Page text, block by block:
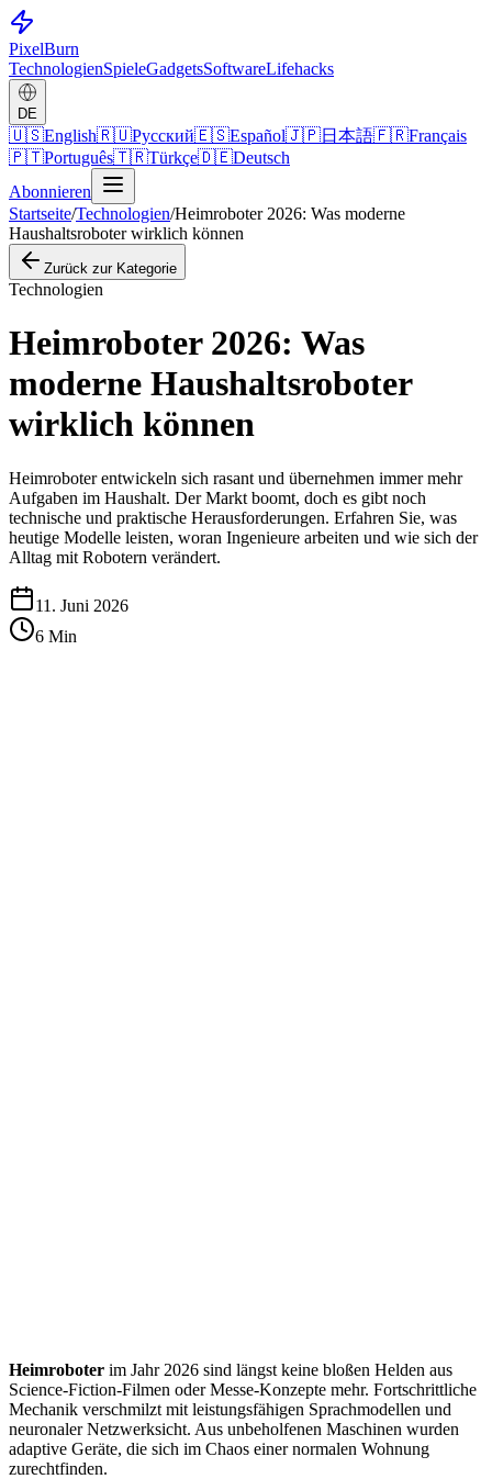
PixelBurn
TechnologienSpieleGadgetsSoftwareLifehacks
DE
🇺🇸English🇷🇺Русский🇪🇸Español🇯🇵日本語🇫🇷Français
🇵🇹Português🇹🇷Türkçe🇩🇪Deutsch
Abonnieren
Startseite/Technologien/Heimroboter 2026: Was moderne
Haushaltsroboter wirklich können
Zurück zur Kategorie
Technologien
Heimroboter 2026: Was
moderne Haushaltsroboter
wirklich können
Heimroboter entwickeln sich rasant und übernehmen immer mehr
Aufgaben im Haushalt. Der Markt boomt, doch es gibt noch
technische und praktische Herausforderungen. Erfahren Sie, was
heutige Modelle leisten, woran Ingenieure arbeiten und wie sich der
Alltag mit Robotern verändert.
11. Juni 2026
6 Min
Heimroboter im Jahr 2026 sind längst keine bloßen Helden aus
Science-Fiction-Filmen oder Messe-Konzepte mehr. Fortschrittliche
Mechanik verschmilzt mit leistungsfähigen Sprachmodellen und
neuronaler Netzwerksicht. Aus unbeholfenen Maschinen wurden
adaptive Geräte, die sich im Chaos einer normalen Wohnung
zurechtfinden.